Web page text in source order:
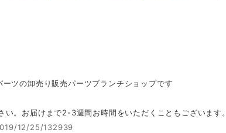
ツの卸売り販売パーツブランチショップです
。お届けまで2-3週間お時間をいただくこともございます。
12/25/132939